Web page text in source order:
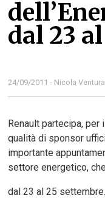
dal 23
24/09/2011 - Nicola Ventura
Renault partecipa,
qualità di sponsor
importante
settore energetico,
dal 23 al 25 settembre.